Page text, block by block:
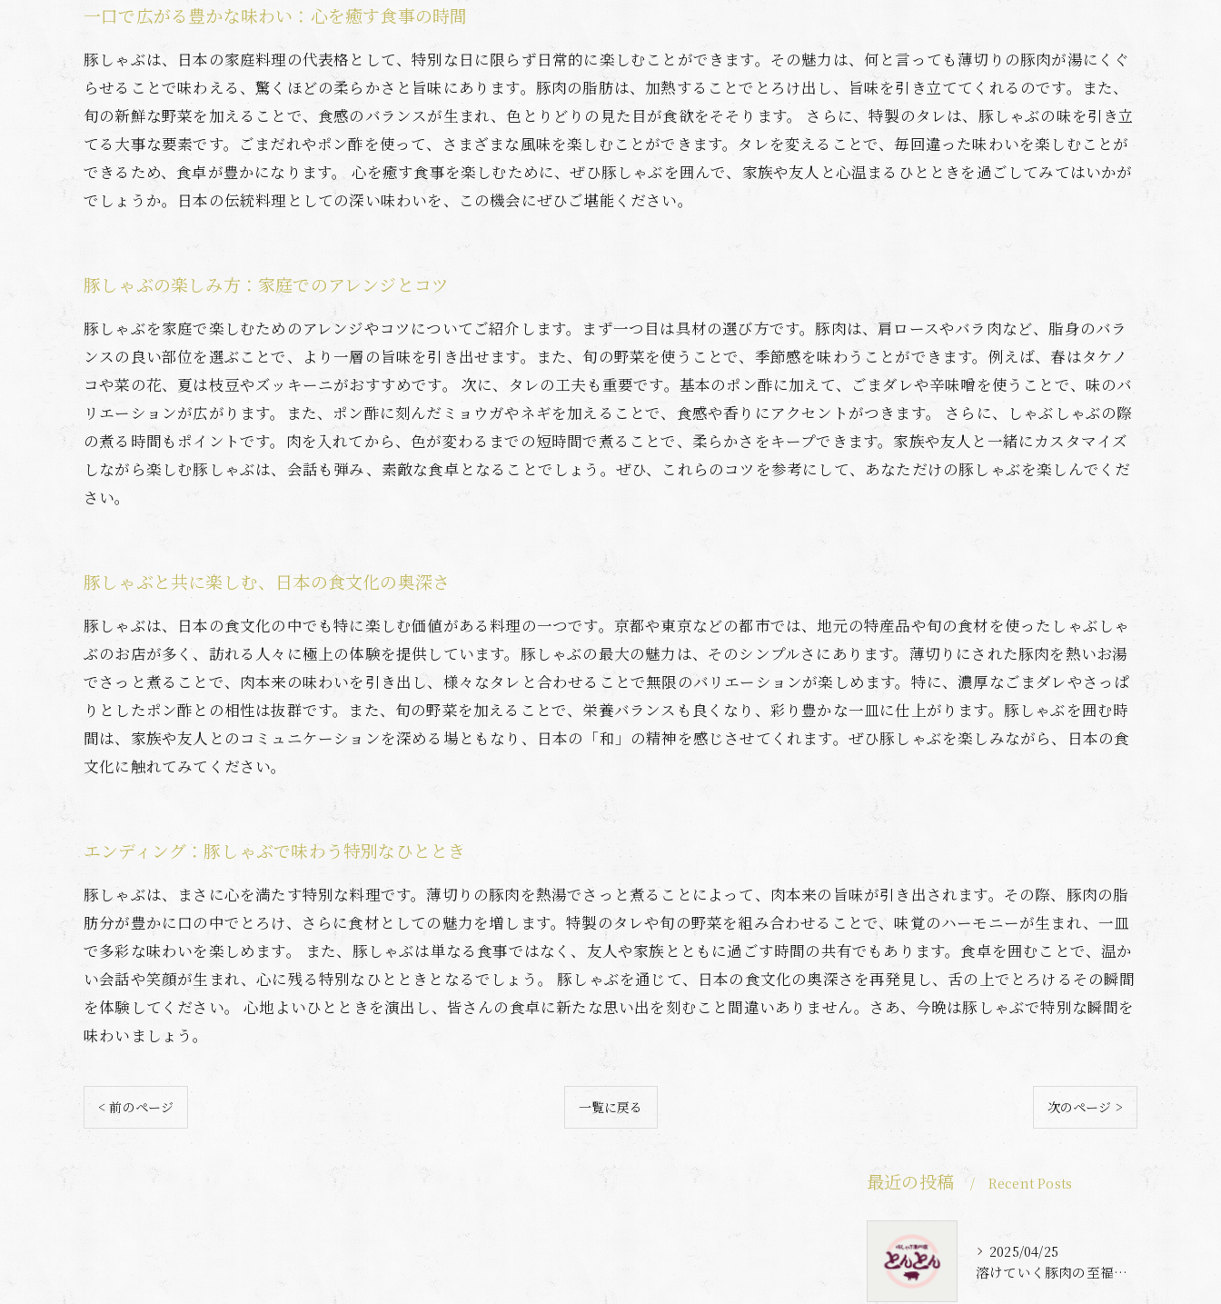
一口で広がる豊かな味わい：心を癒す食事の時間
豚しゃぶは、日本の家庭料理の代表格として、特別な日に限らず日常的に楽しむことができます。その魅力は、何と言っても薄切りの豚肉が湯にくぐ
らせることで味わえる、驚くほどの柔らかさと旨味にあります。豚肉の脂肪は、加熱することでとろけ出し、旨味を引き立ててくれるのです。また、
旬の新鮮な野菜を加えることで、食感のバランスが生まれ、色とりどりの見た目が食欲をそそります。 さらに、特製のタレは、豚しゃぶの味を引き立
てる大事な要素です。ごまだれやポン酢を使って、さまざまな風味を楽しむことができます。タレを変えることで、毎回違った味わいを楽しむことが
できるため、食卓が豊かになります。 心を癒す食事を楽しむために、ぜひ豚しゃぶを囲んで、家族や友人と心温まるひとときを過ごしてみてはいかが
でしょうか。日本の伝統料理としての深い味わいを、この機会にぜひご堪能ください。
豚しゃぶの楽しみ方：家庭でのアレンジとコツ
豚しゃぶを家庭で楽しむためのアレンジやコツについてご紹介します。まず一つ目は具材の選び方です。豚肉は、肩ロースやバラ肉など、脂身のバラ
ンスの良い部位を選ぶことで、より一層の旨味を引き出せます。また、旬の野菜を使うことで、季節感を味わうことができます。例えば、春はタケノ
コや菜の花、夏は枝豆やズッキーニがおすすめです。 次に、タレの工夫も重要です。基本のポン酢に加えて、ごまダレや辛味噌を使うことで、味のバ
リエーションが広がります。また、ポン酢に刻んだミョウガやネギを加えることで、食感や香りにアクセントがつきます。 さらに、しゃぶしゃぶの際
の煮る時間もポイントです。肉を入れてから、色が変わるまでの短時間で煮ることで、柔らかさをキープできます。家族や友人と一緒にカスタマイズ
しながら楽しむ豚しゃぶは、会話も弾み、素敵な食卓となることでしょう。ぜひ、これらのコツを参考にして、あなただけの豚しゃぶを楽しんでくだ
さい。
豚しゃぶと共に楽しむ、日本の食文化の奥深さ
豚しゃぶは、日本の食文化の中でも特に楽しむ価値がある料理の一つです。京都や東京などの都市では、地元の特産品や旬の食材を使ったしゃぶしゃ
ぶのお店が多く、訪れる人々に極上の体験を提供しています。豚しゃぶの最大の魅力は、そのシンプルさにあります。薄切りにされた豚肉を熱いお湯
でさっと煮ることで、肉本来の味わいを引き出し、様々なタレと合わせることで無限のバリエーションが楽しめます。特に、濃厚なごまダレやさっぱ
りとしたポン酢との相性は抜群です。また、旬の野菜を加えることで、栄養バランスも良くなり、彩り豊かな一皿に仕上がります。豚しゃぶを囲む時
間は、家族や友人とのコミュニケーションを深める場ともなり、日本の「和」の精神を感じさせてくれます。ぜひ豚しゃぶを楽しみながら、日本の食
文化に触れてみてください。
エンディング：豚しゃぶで味わう特別なひととき
豚しゃぶは、まさに心を満たす特別な料理です。薄切りの豚肉を熱湯でさっと煮ることによって、肉本来の旨味が引き出されます。その際、豚肉の脂
肪分が豊かに口の中でとろけ、さらに食材としての魅力を増します。特製のタレや旬の野菜を組み合わせることで、味覚のハーモニーが生まれ、一皿
で多彩な味わいを楽しめます。 また、豚しゃぶは単なる食事ではなく、友人や家族とともに過ごす時間の共有でもあります。食卓を囲むことで、温か
い会話や笑顔が生まれ、心に残る特別なひとときとなるでしょう。 豚しゃぶを通じて、日本の食文化の奥深さを再発見し、舌の上でとろけるその瞬間
を体験してください。 心地よいひとときを演出し、皆さんの食卓に新たな思い出を刻むこと間違いありません。さあ、今晩は豚しゃぶで特別な瞬間を
味わいましょう。
< 前のページ 一覧に戻る 次のページ >
最近の投稿 Recent Posts
2025/04/25
溶けていく豚肉の至福体験